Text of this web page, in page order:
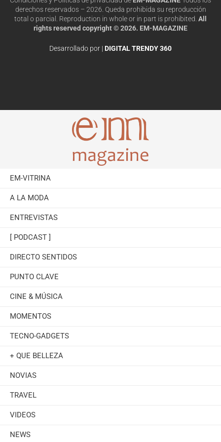
derechos reservados – 2026. Queda prohibida su reproducción
total o parcial. Reproduction in whole or in part is prohibited. All
rights reserved copyright © 2026. EM-MAGAZINE
Desarrollado por | DIGITAL TRENDY 360
EM-VITRINA
A LA MODA
ENTREVISTAS
[ PODCAST ]
DIRECTO SENTIDOS
PUNTO CLAVE
CINE & MÚSICA
MOMENTOS
TECNO-GADGETS
+ QUE BELLEZA
NOVIAS
TRAVEL
VIDEOS
NEWS